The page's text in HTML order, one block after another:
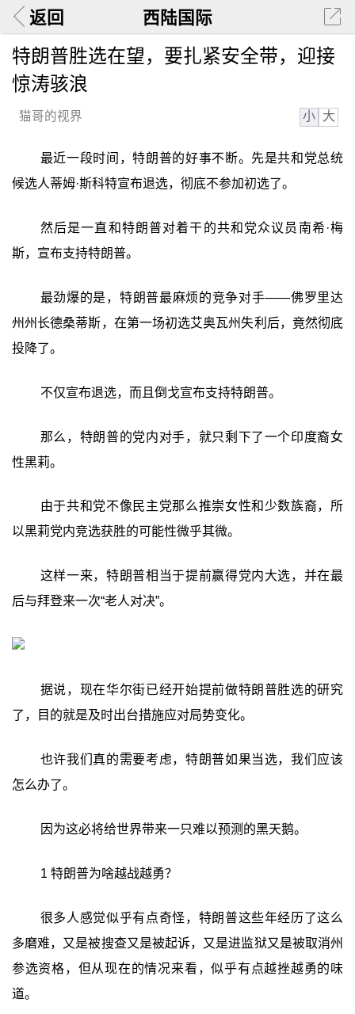
返回 西陆国际
特朗普胜选在望，要扎紧安全带，迎接
惊涛骇浪
猫哥的视界 小 大
最近一段时间，特朗普的好事不断。先是共和党总统
候选人蒂姆·斯科特宣布退选，彻底不参加初选了。
然后是一直和特朗普对着干的共和党众议员南希·梅
斯，宣布支持特朗普。
最劲爆的是，特朗普最麻烦的竞争对手——佛罗里达
州州长德桑蒂斯，在第一场初选艾奥瓦州失利后，竟然彻底
投降了。
不仅宣布退选，而且倒戈宣布支持特朗普。
那么，特朗普的党内对手，就只剩下了一个印度裔女
性黑莉。
由于共和党不像民主党那么推崇女性和少数族裔，所
以黑莉党内竞选获胜的可能性微乎其微。
这样一来，特朗普相当于提前赢得党内大选，并在最
后与拜登来一次“老人对决”。
据说，现在华尔街已经开始提前做特朗普胜选的研究
了，目的就是及时出台措施应对局势变化。
也许我们真的需要考虑，特朗普如果当选，我们应该
怎么办了。
因为这必将给世界带来一只难以预测的黑天鹅。
1 特朗普为啥越战越勇？
很多人感觉似乎有点奇怪，特朗普这些年经历了这么
多磨难，又是被搜查又是被起诉，又是进监狱又是被取消州
参选资格，但从现在的情况来看，似乎有点越挫越勇的味
道。